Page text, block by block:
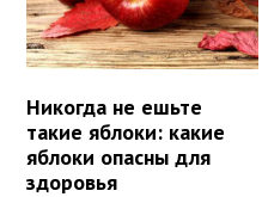
Никогда не ешьте
такие яблоки: какие
яблоки опасны для
здоровья